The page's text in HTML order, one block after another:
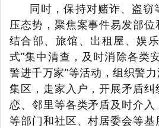
同时，保持对赌诈、盗窃
压态势，聚焦案事件易发部
结合部、旅馆、出租屋、娱
式”集中清查，及时消除各类
警进千万家”等活动，组织警
集区，走家入户，开展矛盾
恋、邻里等各类矛盾及时介
等部门和社区、村居委会等